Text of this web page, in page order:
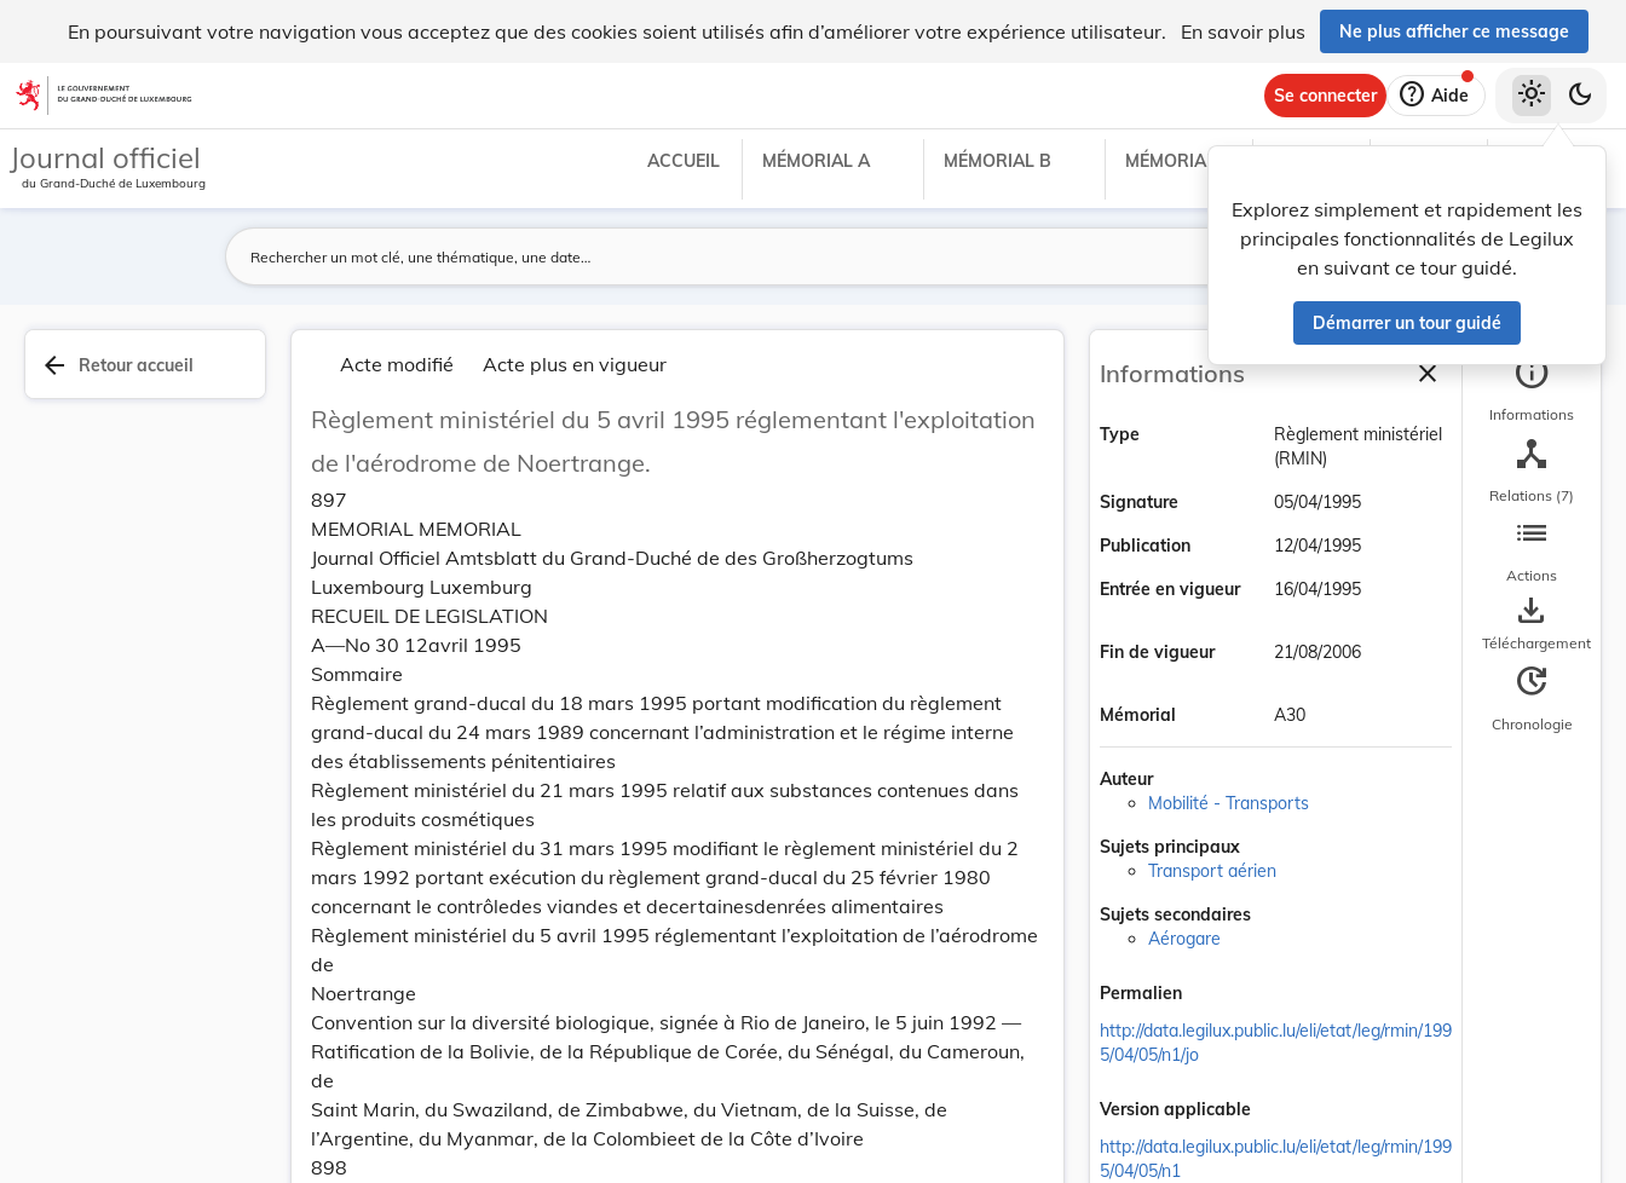
En poursuivant votre navigation vous acceptez que des cookies soient utilisés afin d’améliorer votre expérience utilisateur. En savoir plus Ne plus afficher ce message
Aller au contenu
Se connecter help Aide
Explorez simplement et rapidement les
principales fonctionnalités de Legilux
en suivant ce tour guidé.
Démarrer un tour guidé
light_mode dark_mode
Journal officiel
du Grand-Duché de Luxembourg
ACCUEIL MÉMORIAL A MÉMORIAL B MÉMORIAL C
Lancer la recherche
Filtres
arrow_back Retour accueil Acte modifié Acte plus en vigueur
Règlement ministériel du 5 avril 1995 réglementant l'exploitation
de l'aérodrome de Noertrange.
897
MEMORIAL MEMORIAL
Journal Officiel Amtsblatt du Grand-Duché de des Großherzogtums
Luxembourg Luxemburg
RECUEIL DE LEGISLATION
A—No 30 12avril 1995
Sommaire
Règlement grand-ducal du 18 mars 1995 portant modification du règlement
grand-ducal du 24 mars 1989 concernant l’administration et le régime interne
des établissements pénitentiaires
Règlement ministériel du 21 mars 1995 relatif aux substances contenues dans
les produits cosmétiques
Règlement ministériel du 31 mars 1995 modifiant le règlement ministériel du 2
mars 1992 portant exécution du règlement grand-ducal du 25 février 1980
concernant le contrôledes viandes et decertainesdenrées alimentaires
Règlement ministériel du 5 avril 1995 réglementant l’exploitation de l’aérodrome
de
Noertrange
Convention sur la diversité biologique, signée à Rio de Janeiro, le 5 juin 1992 —
Ratification de la Bolivie, de la République de Corée, du Sénégal, du Cameroun,
de
Saint Marin, du Swaziland, de Zimbabwe, du Vietnam, de la Suisse, de
l’Argentine, du Myanmar, de la Colombieet de la Côte d’Ivoire
898
Informations closeFermer la barre
Type
Règlement ministériel
(RMIN)
Signature
05/04/1995
Publication
12/04/1995
Entrée en vigueur
16/04/1995
Fin de vigueur 21/08/2006
Mémorial A30
Auteur
Mobilité - Transports
Sujets principaux
Transport aérien
Sujets secondaires
Aérogare
Permalien
http://data.legilux.public.lu/eli/etat/leg/rmin/199
5/04/05/n1/jo
Version applicable
http://data.legilux.public.lu/eli/etat/leg/rmin/199
5/04/05/n1
info
Informations
device_hub
Relations (7)
list
Actions
save_alt
Téléchargement
update
Chronologie